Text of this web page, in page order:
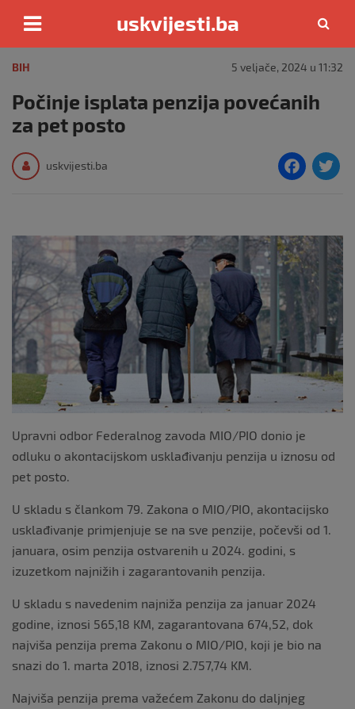
content
uskvijesti.ba
BIH 5 veljače, 2024 u 11:32
Počinje isplata penzija povećanih
za pet posto
uskvijesti.ba
F
e
b
o
o
k
Upravni odbor Federalnog zavoda MIO/PIO donio je
odluku o akontacijskom usklađivanju penzija u iznosu od
pet posto.
U skladu s člankom 79. Zakona o MIO/PIO, akontacijsko
usklađivanje primjenjuje se na sve penzije, počevši od 1.
januara, osim penzija ostvarenih u 2024. godini, s
izuzetkom najnižih i zagarantovanih penzija.
U skladu s navedenim najniža penzija za januar 2024
godine, iznosi 565,18 KM, zagarantovana 674,52, dok
najviša penzija prema Zakonu o MIO/PIO, koji je bio na
snazi do 1. marta 2018, iznosi 2.757,74 KM.
Najviša penzija prema važećem Zakonu do daljnjeg